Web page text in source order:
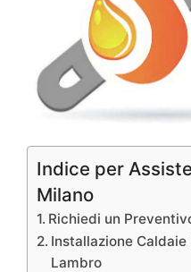
Indice per
Milano
Richiedi un
Installazione Caldaie
Lambro